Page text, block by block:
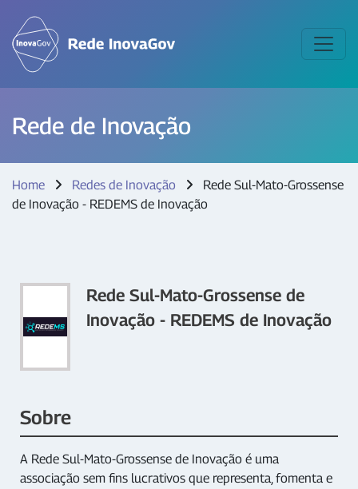
Rede de Inovação
Home Redes de Inovação
Rede Sul-Mato-Grossense
de Inovação - REDEMS de Inovação
Rede Sul-Mato-Grossense de
Inovação - REDEMS de Inovação
Sobre
A Rede Sul-Mato-Grossense de Inovação é uma
associação sem fins lucrativos que representa, fomenta e